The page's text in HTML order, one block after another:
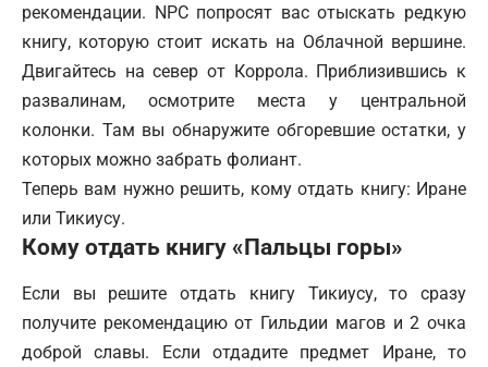
рекомендации. NPC попросят вас отыскать редкую
книгу, которую стоит искать на Облачной вершине.
Двигайтесь на север от Коррола. Приблизившись к
развалинам, осмотрите места у центральной
колонки. Там вы обнаружите обгоревшие остатки, у
которых можно забрать фолиант.
Теперь вам нужно решить, кому отдать книгу: Иране
или Тикиусу.
Кому отдать книгу «Пальцы горы»
Если вы решите отдать книгу Тикиусу, то сразу
получите рекомендацию от Гильдии магов и 2 очка
доброй славы. Если отдадите предмет Иране, то